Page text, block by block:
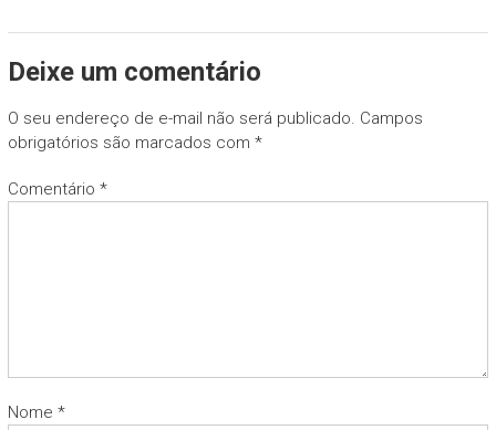
Deixe um comentário
O seu endereço de e-mail não será publicado. Campos
obrigatórios são marcados com *
Comentário *
Nome *